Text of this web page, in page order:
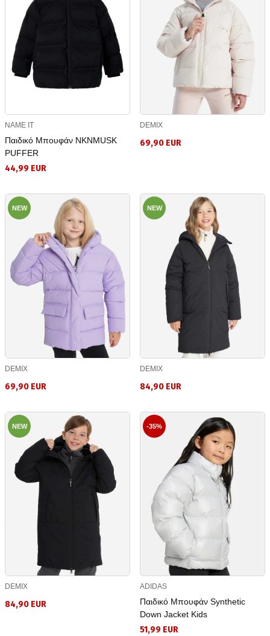
NAME IT
Παιδικό Μπουφάν NKNMUSK
PUFFER
44,99 EUR
DEMIX
69,90 EUR
NEW
DEMIX
69,90 EUR
NEW
DEMIX
84,90 EUR
NEW
DEMIX
84,90 EUR
-35%
ADIDAS
Παιδικό Μπουφάν Synthetic
Down Jacket Kids
51,99 EUR